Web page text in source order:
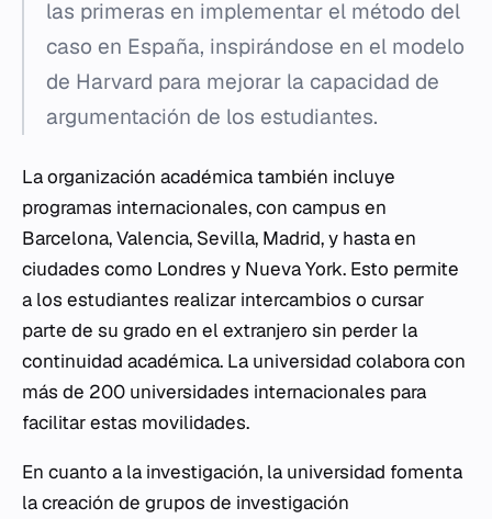
las primeras en implementar el método del
caso en España, inspirándose en el modelo
de Harvard para mejorar la capacidad de
argumentación de los estudiantes.
La organización académica también incluye
programas internacionales, con campus en
Barcelona, Valencia, Sevilla, Madrid, y hasta en
ciudades como Londres y Nueva York. Esto permite
a los estudiantes realizar intercambios o cursar
parte de su grado en el extranjero sin perder la
continuidad académica. La universidad colabora con
más de 200 universidades internacionales para
facilitar estas movilidades.
En cuanto a la investigación, la universidad fomenta
la creación de grupos de investigación